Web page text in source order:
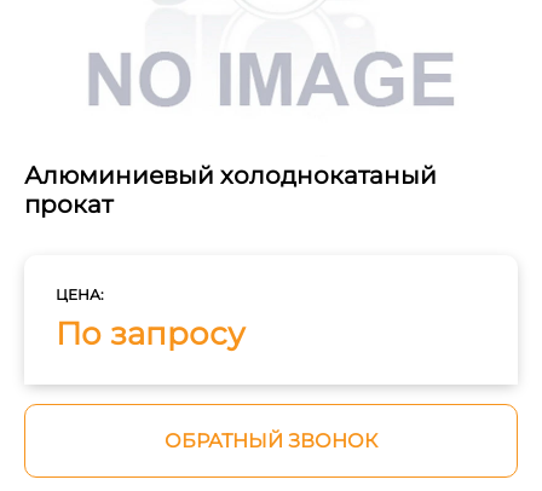
Алюминиевый холоднокатаный
прокат
ЦЕНА:
По запросу
ОБРАТНЫЙ ЗВОНОК